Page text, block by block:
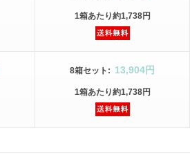
1箱あたり約1,738円
8箱セット : 13,904円
1箱あたり約1,738円